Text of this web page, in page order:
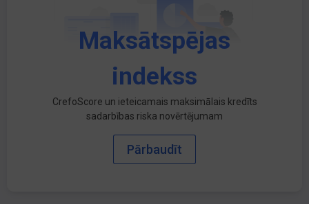
Maksātspējas
indekss
CrefoScore un ieteicamais maksimālais kredīts
sadarbības riska novērtējumam
Pārbaudīt